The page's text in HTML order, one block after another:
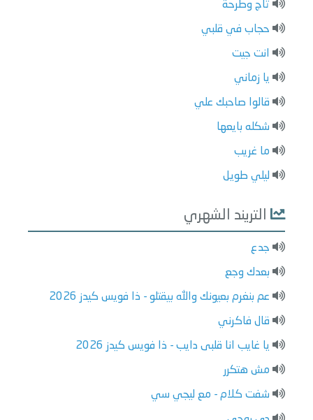
تاج وطرحة
حجاب في قلبي
انت جيت
يا زماني
قالوا صاحبك علي
شكله بايعها
ما غريب
ليلي طويل
التريند الشهري
جدع
بعدك وجع
عم بنغرم بعيونك والله بيقتلو - ذا فويس كيدز 2026
قال فاكرني
يا غايب انا قلبى دايب - ذا فويس كيدز 2026
مش هتكرر
شفت كلام - مع ليجي سي